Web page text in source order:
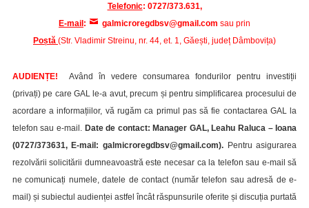
Telefonic: 0727/373.631,
E-mail: galmicroregdbsv@gmail.com sau prin
Poștă (Str. Vladimir Streinu, nr. 44, et. 1, Găești, județ Dâmbovița)
AUDIENȚE!
Având în vedere consumarea fondurilor pentru investiții
(privați) pe care GAL le-a avut, precum și pentru simplificarea procesului de
acordare a informațiilor, vă rugăm ca primul pas să fie contactarea GAL la
telefon sau e-mail. Date de contact: Manager GAL, Leahu Raluca – Ioana
(0727/373631, E-mail: galmicroregdbsv@gmail.com). Pentru asigurarea
rezolvării solicitării dumneavoastră este necesar ca la telefon sau e-mail să
ne comunicați numele, datele de contact (număr telefon sau adresă de e-
mail) și subiectul audienței astfel încât răspunsurile oferite și discuția purtată